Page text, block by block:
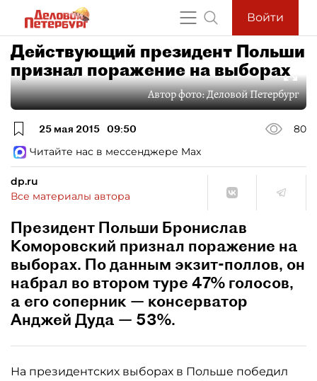
Войти
Действующий президент Польши
признал поражение на выборах
Автор фото:Деловой Петербург
25 мая 2015 09:50
80
Читайте нас в мессенджере Max
dp.ru
Все материалы автора
Президент Польши Бронислав
Коморовский признал поражение на
выборах. По данным экзит-поллов, он
набрал во втором туре 47% голосов,
а его соперник — консерватор
Анджей Дуда — 53%.
На президентских выборах в Польше победил